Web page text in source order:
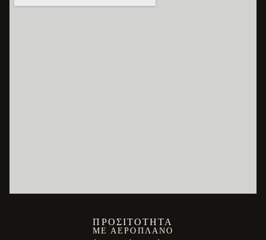
ΠΡΟΣΙΤΌΤΗΤΑ
ΜΕ ΑΕΡΟΠΛΆΝΟ